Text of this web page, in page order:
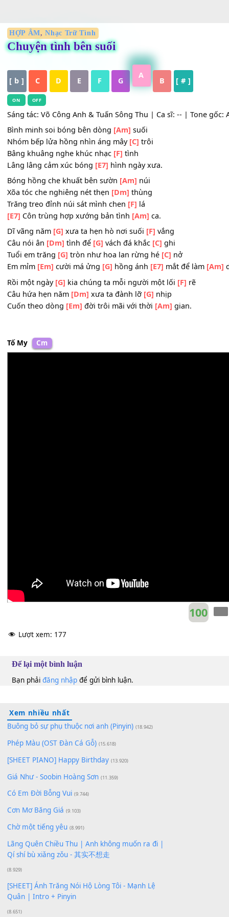
Chuyện tình bên suối
[ b ] C D E F G B [ # ]
ON OFF
Sáng tác: Võ Công Anh & Tuấn Sông Thu | Ca sĩ: -- |
Bình minh soi bóng bên dòng [Am] suối
Nhóm bếp lửa hồng nhìn áng mây[C]
Bâng khuâng nghe khúc nhạc[F]tình
Lâng lâng cảm xúc bóng[E7]hình ngày xưa.
Bóng hồng che khuất bên sườn [Am] núi
Xõa tóc che nghiêng nét thẹn [Dm]thùng
Trăng treo đỉnh núi sát mình chen[F]lá
[E7]Côn trùng hợp xướng bản tình[Am] ca.
Dĩ vãng năm[G]xưa ta hẹn hò nơi suối[F]vắng
Câu nói ân [Dm] tình để[G] vách đá khắc[C]
Tuổi em trăng [G]tròn như hoa lan rừng hé[C]nở
Rồi một ngày
Câu hứa hẹn năm[Dm]xưa ta đành lỡ[G]nhịp
Lượt xem: 177
Để lại một bình luận
Bạn phảiđăng nhập để gửi bình luận.
Xem nhiều nhất
Buông bỏ sự phụ thuộc nơi anh (Pinyin)
Phép Màu (OST Đàn Cá Gỗ)
[SHEET PIANO] Happy Birthday
Giá Như - Soobin Hoàng Sơn (11.359)